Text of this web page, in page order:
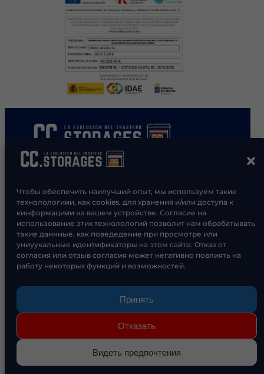
Чтобы обеспечить наилучший опыт, мы используем такие
технолологиии, как cookies, для хранения и/или доступа к
кинформациии на вашем устройстве. Согласие на
использование этих технолологий позволит нам обрабатывать
такие даннные, как поведедение при просмотре или
униуукальные идентификаторы на этом сайте. Отказ от
согласия или отзыв согласия может негативно повлиять на
работу некоторых функций и возможностей.
Принять
Отказать
Видеть предпочтения
Политика конфиденциальности
Политика в отношении файлов cookie (ЕС)
Присоединяйтесь к нашим 900+
подписчикам.
Будьте в курсе всего, что вам нужно знать.